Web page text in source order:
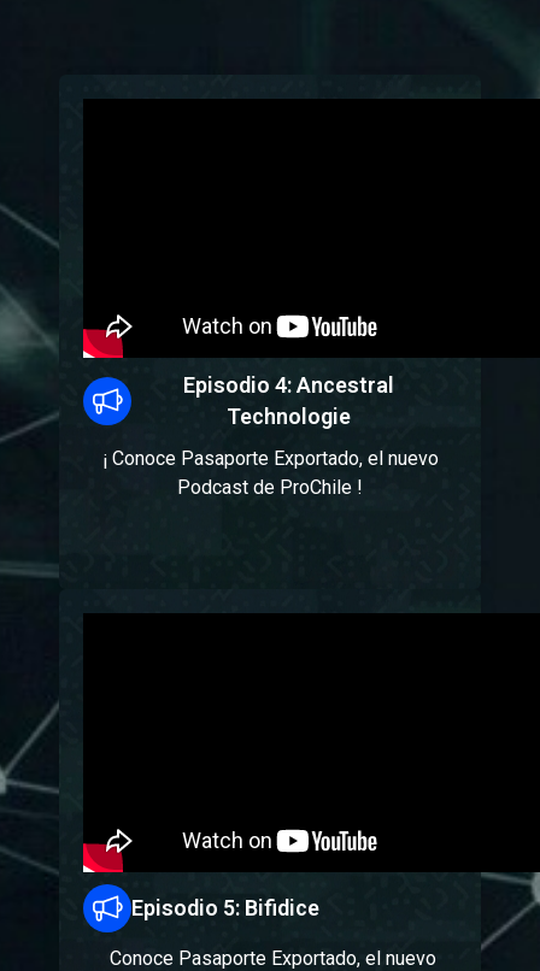
Episodio 4: Ancestral
Technologie
¡ Conoce Pasaporte Exportado, el nuevo
Podcast de ProChile !
Episodio 5: Bifidice
Conoce Pasaporte Exportado, el nuevo